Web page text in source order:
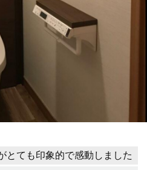
とても印象的で感動しました